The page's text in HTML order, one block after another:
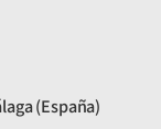
(España)